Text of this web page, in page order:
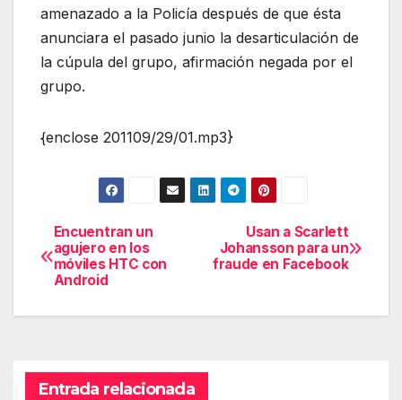
amenazado a la Policía después de que ésta
anunciara el pasado junio la desarticulación de
la cúpula del grupo, afirmación negada por el
grupo.
{enclose 201109/29/01.mp3}
Navegación
de
entradas
Usan a Scarlett
Johansson para un
fraude en Facebook
Encuentran un
agujero en los
móviles HTC con
Android
Entrada relacionada